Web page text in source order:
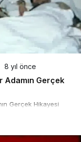
8 yıl önce
Adamın Gerçek
Gerçek Hikayesi